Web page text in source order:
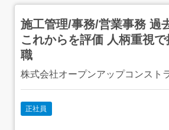
施工管理/事務/営業事務 過
これからを評価 人柄重視
職
株式会社オープンアップコンスト
正社員